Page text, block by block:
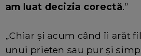
am luat decizia corectă.”
„Chiar și acum când îi arăt
unui prieten sau pur și